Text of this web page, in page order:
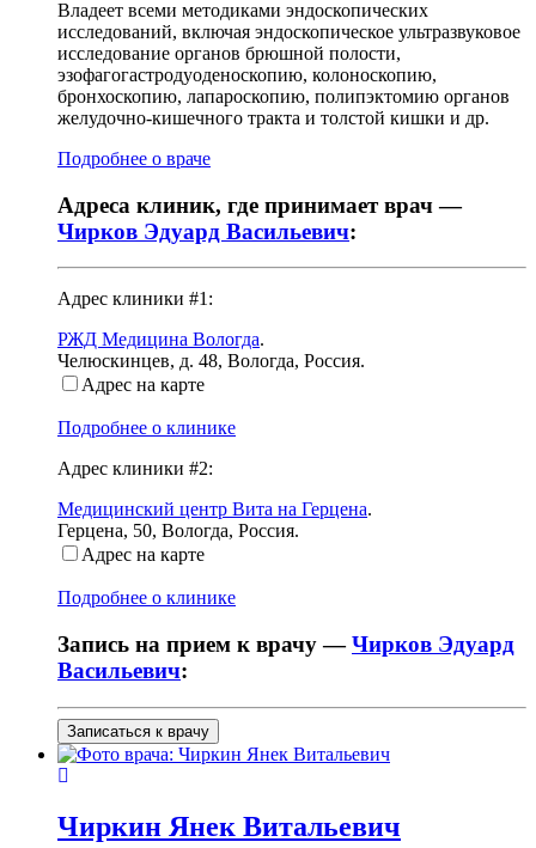
Владеет всеми методиками эндоскопических
исследований, включая эндоскопическое ультразвуковое
исследование органов брюшной полости,
эзофагогастродуоденоскопию, колоноскопию,
бронхоскопию, лапароскопию, полипэктомию органов
желудочно-кишечного тракта и толстой кишки и др.
Подробнее о враче
Адреса клиник, где принимает врач —
Чирков Эдуард Васильевич:
Адрес клиники #1:
РЖД Медицина Вологда.
Челюскинцев, д. 48, Вологда, Россия.
Адрес на карте
Подробнее о клинике
Адрес клиники #2:
Медицинский центр Вита на Герцена.
Герцена, 50, Вологда, Россия.
Адрес на карте
Подробнее о клинике
Запись на прием к врачу —Чирков Эдуард
Васильевич:
Записаться к врачу
Чиркин Янек Витальевич